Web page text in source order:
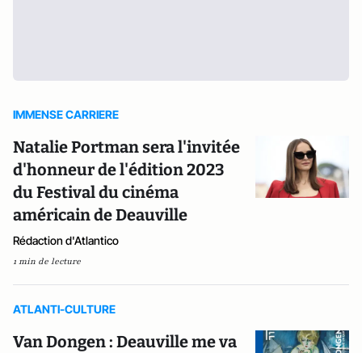
IMMENSE CARRIERE
Natalie Portman sera l'invitée
d'honneur de l'édition 2023
du Festival du cinéma
américain de Deauville
Rédaction d'Atlantico
1 min de lecture
ATLANTI-CULTURE
Van Dongen : Deauville me va